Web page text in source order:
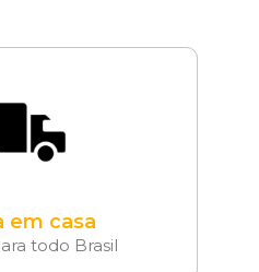
em casa
todo Brasil